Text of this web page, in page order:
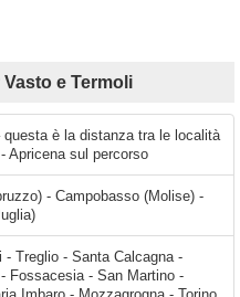
Vasto e Termoli
questa è la distanza tra le località
Apricena sul percorso
- Campobasso (Molise) -
- Treglio - Santa Calcagna -
Fossacesia - San Martino -